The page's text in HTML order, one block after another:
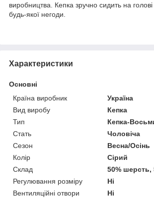
виробництва. Кепка зручно сидить на голові
будь-якої негоди.
Характеристики
Основні
Країна виробник
Україна
Вид виробу
Кепка
Тип
Кепка-
Стать
Чоловіча
Сезон
Весна/Осінь
Колір
Сірий
Склад
50% шерсть,
Регулювання розміру
Ні
Вентиляційні отвори
Ні